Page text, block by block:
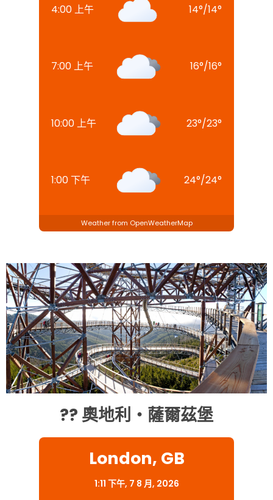
4:00 上午 14°/14°
7:00 上午 16°/16°
10:00 上午 23°/23°
1:00 下午 24°/24°
Weather from OpenWeatherMap
?? 奧地利・薩爾茲堡
London, GB
1:11 下午, 7 8 月, 2026